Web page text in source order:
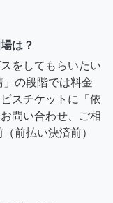
は？
をしてもらいたい
の段階では料金
スチケットに「依
問い合わせ、ご相
前払い決済前）